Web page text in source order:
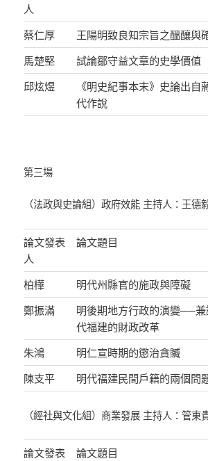
人
蔡仁厚 王陽明致良知宗旨之醞釀與
馬楚堅
試論鄒守益文章的史學價值
邱炫煜
《明史紀事本末》史論出自
代作說
第三場
（法政與史論組）政府效能 主持人：王德
論文發表
人
論文題目
柏樺 明代州縣官的施政與障礙
鄭振滿
明後期地方行政的演變──兼
代福建的財政改革
朱鴻 明仁宣時期的懲治貪贓
陳支平
明代福建民間戶籍的兩個問
（經社與文化組）商業發展 主持人：管東
論文發表
論文題目